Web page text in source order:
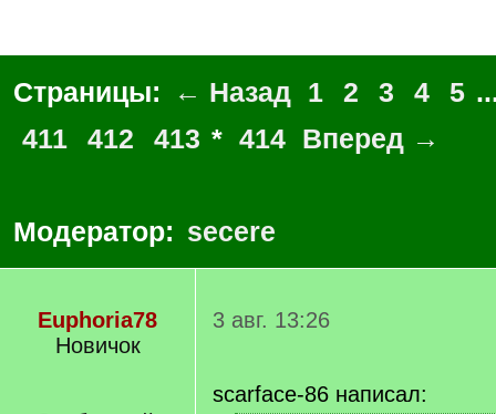
Страницы: ← Назад 1 2 3 4 5
411
412 413 * 414 Вперед →
Модератор: secere
Euphoria78
Новичок
3 авг. 13:26
scarface-86 написал: